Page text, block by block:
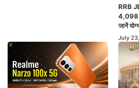
RRB
4,098
जानें
July